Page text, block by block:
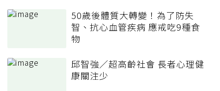
50歲後體質大轉變！為了防失
智、抗心血管疾病 應戒吃9種食
物
邱智強／超高齡社會 長者心理健
康關注少